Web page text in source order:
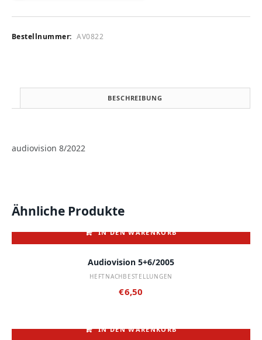
Bestellnummer: AV0822
BESCHREIBUNG
audiovision 8/2022
Ähnliche Produkte
IN DEN WARENKORB
Audiovision 5+6/2005
HEFTNACHBESTELLUNGEN
€6,50
IN DEN WARENKORB